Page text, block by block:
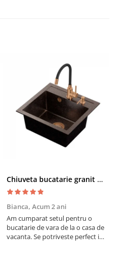
Chiuveta bucatarie granit cu finisaj negru perlat/cupru Steingran Art Copper cu dozator si baterie Quadron
Bianca, Acum 2 ani
Am cumparat setul pentru o
bucatarie de vara de la o casa de
vacanta. Se potriveste perfect in